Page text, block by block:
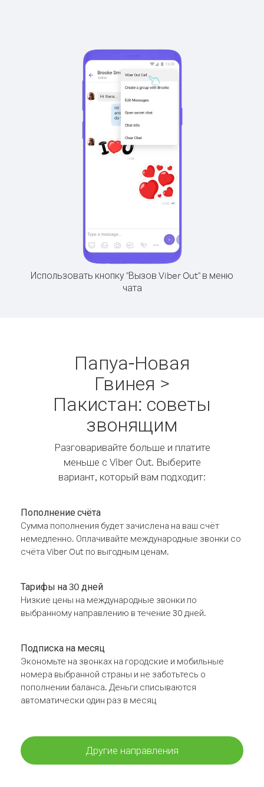
Использовать кнопку "Вызов Viber Out" в меню
чата
Папуа-Новая
Гвинея >
Пакистан: советы
звонящим
Разговаривайте больше и платите
меньше с Viber Out. Выберите
вариант, который вам подходит:
Пополнение счёта
Сумма пополнения будет зачислена на ваш счёт
немедленно. Оплачивайте международные звонки со
счёта Viber Out по выгодным ценам.
Тарифы на 30 дней
Низкие цены на международные звонки по
выбранному направлению в течение 30 дней.
Подписка на месяц
Экономьте на звонках на городские и мобильные
номера выбранной страны и не заботьтесь о
пополнении баланса. Деньги списываются
автоматически один раз в месяц
Другие направления